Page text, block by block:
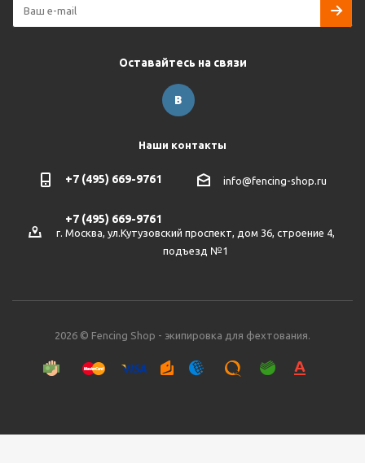
Оставайтесь на связи
Наши контакты
+7 (495) 669-9761
+7 (495) 669-9761
info@fencing-shop.ru
г. Москва, ул.Кутузовский проспект, дом 36, строение 4,
подъезд №1
2026 © Fencing Shop - экипировка для фехтования.